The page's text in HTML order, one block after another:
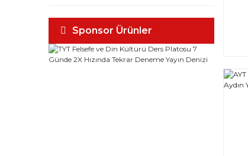
Ankara Yayıncılık (9)
Çapa Yayınları (9)
Dogan Akademi Yayınları (9)
Sponsor Ürünler